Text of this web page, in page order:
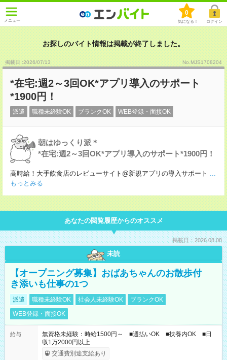
メニュー
0
気になる！ ログイン
お探しのバイト情報は掲載が終了しました。
掲載日 :2026/07/13 No.MJS1708204
*在宅:週2～3回OK*アプリ導入のサポート
*1900円！
派遣 職種未経験OK ブランクOK WEB登録・面接OK
朝はゆっくり派＊
*在宅:週2～3回OK*アプリ導入のサポート*1900円！
高時給！大手飲食店のレビューサイト@新規アプリの導入サポート ...
もっとみる
あなたの閲覧履歴からのオススメ
掲載日：2026.08.08
未読
【オープニング募集】おばあちゃんのお散歩付
き添いも仕事の1つ
派遣 職種未経験OK 社会人未経験OK
ブランクOK
WEB登録・面接OK
給与
無資格未経験：時給1500円～ ■週払いOK ■扶養内OK ■日
収1万2000円以上
交通費別途支給あり